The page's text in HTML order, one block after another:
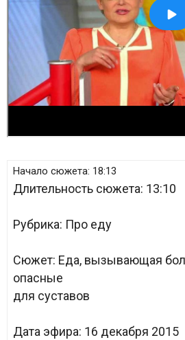
Начало сюжета: 18:13
Длительность сюжета: 13:10
Рубрика: Про еду
Сюжет: Еда, вызывающая
опасные
для суставов
Дата эфира: 16 декабря 2015